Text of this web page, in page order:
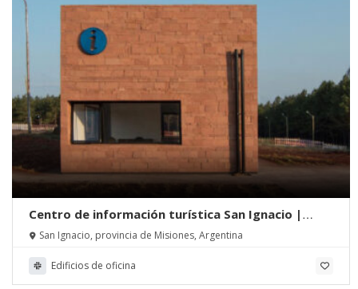
Centro de información turística San Ignacio |
ENNE Arquitectura
San Ignacio, provincia de Misiones, Argentina
Edificios de oficina